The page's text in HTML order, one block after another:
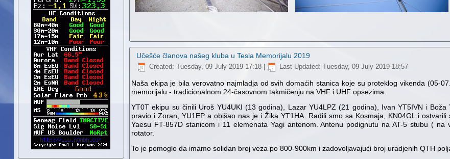
Učešće članova našeg kluba u Tesla Memorijalu 2019
Created: Tuesday, 09 July 2019 17:18| Last Updated: Tuesday, 09 July 2019 18:57
Naša ekipa je bila verovatno najmladja od svih domaćih stanica koje su proteklog vikenda (05-
memorijalu - tradicionalnom 24-časovnom takmičenju na VHF i UHF opsezima.
YT0T ekipu su činili Uroš YU4UKI (13 godina), Lazar YU4LPZ (21 godina), Ivan YT5IVN i
pravio i Zoran, YU1EP a obišao nas je i Žika YT1HA. Radili smo sa Kosmaja, KN04GL i
Yaesu FT-857D stanicom i 11 elemenata Yagi antenom. Antenu podignutu na AT-5 stubu (
rotator.
To je pomoglo da imamo solidan broj veza po 800-900km i zadovoljavajući broj uradjenih QTH